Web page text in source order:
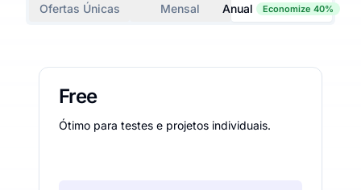
Ofertas Únicas Mensal Anual Economize 40%
Free
Ótimo para testes e projetos individuais.